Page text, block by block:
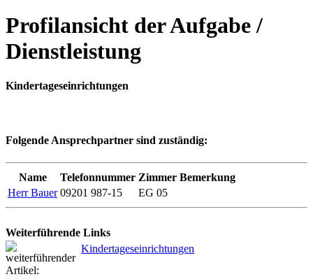
Profilansicht der Aufgabe /
Dienstleistung
Kindertageseinrichtungen
Folgende Ansprechpartner sind zuständig:
Name Telefonnummer Zimmer Bemerkung
Herr Bauer 09201 987-15 EG 05
Weiterführende Links
Kindertageseinrichtungen